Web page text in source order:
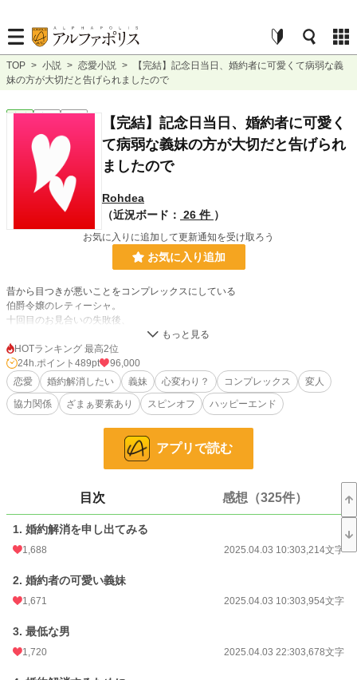
TOP > 小説 > 恋愛小説 >
【完結】記念日当日、婚約者に可愛くて病弱な義
妹の方が大切だと告げられましたので
恋愛 完結 長編
【完結】記念日当日、婚約者に可愛く
て病弱な義妹の方が大切だと告げられ
ましたので
Rohdea
（近況ボード： 26 件 ）
お気に入りに追加して更新通知を受け取ろう
お気に入り追加
昔から目つきが悪いことをコンプレックスにしている
伯爵令嬢のレティーシャ。
十回目のお見合いの失敗後、
ついに自分を受け入れてくれる相手、侯爵令息のジェロームと出逢って婚約。
これで幸せになれる───
……はずだった。
ジェロームとの出逢って三回目の記念日となる目前、“義妹”のステイシーが現れ
るまでは。
周囲の反対を押し切って婚約の解消を申し出るが、
ジェロームには拒否され挙句の果てにはバカにされてしまう。
周囲とジェロームを納得させるには、彼より上の男性を捕まえるしかない！
そう結論づけたレティーシャは、
公爵家の令息、エドゥアルトに目をつける。
……が、彼はなかなかの曲者で────……
というお声を受けて彼の恋物語(？)となります。
HOTランキング 最高2位
24h.ポイント 489pt
96,000
恋愛
婚約解消したい 義妹 心変わり？ コンプレックス
変人
協力関係
ざまぁ要素あり スピンオフ ハッピーエンド
アプリで読む
目次 感想（325件）
1. 婚約解消を申し出てみる
1,688 2025.04.03 10:303,214文字
2. 婚約者の可愛い義妹
1,671 2025.04.03 10:303,954文字
3. 最低な男
1,720 2025.04.03 22:303,678文字